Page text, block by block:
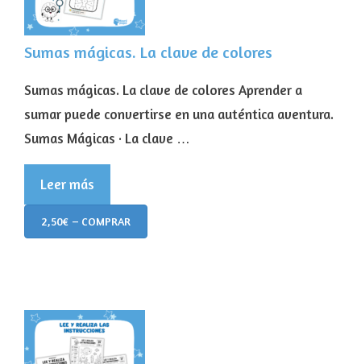
Sumas mágicas. La clave de colores
Sumas mágicas. La clave de colores Aprender a
sumar puede convertirse en una auténtica aventura.
Sumas Mágicas · La clave …
Leer más
2,50€ – COMPRAR